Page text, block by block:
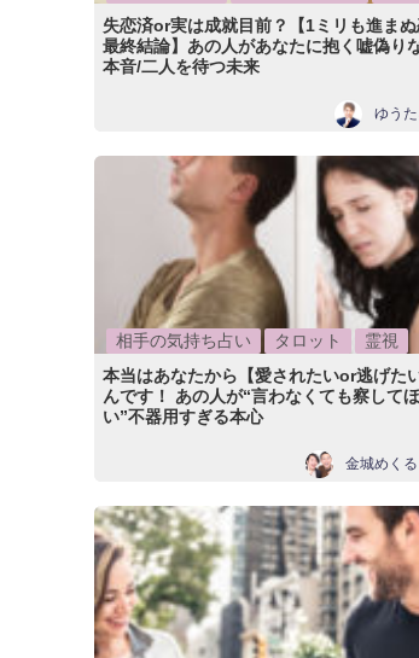
失恋済or実は成就目前？【1ミリも進ま
最終結論】あの人があなたに抱く嘘偽り
本音/二人を待つ未来
ゆうた
相手の気持ち占い タロット
霊視
本当はあなたから【愛されたいor逃げたい
んです！ あの人が“言わなくても察して
い”不器用すぎる本心
金城めく